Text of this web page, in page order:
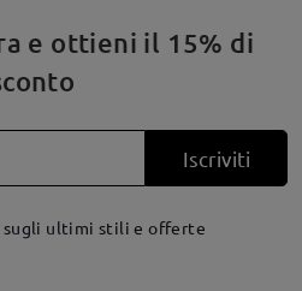
e ottieni il 15% di
Iscriviti
sugli ultimi stili e offerte